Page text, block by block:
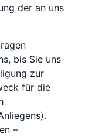
der an uns
bis Sie uns
zur
für die
–